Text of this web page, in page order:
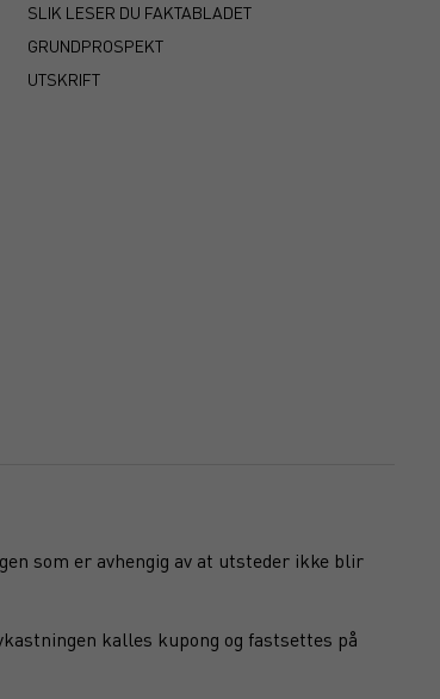
SLIK LESER DU FAKTABLADET
GRUNDPROSPEKT
UTSKRIFT
som er avhengig av at utsteder ikke blir
kalles kupong og fastsettes på